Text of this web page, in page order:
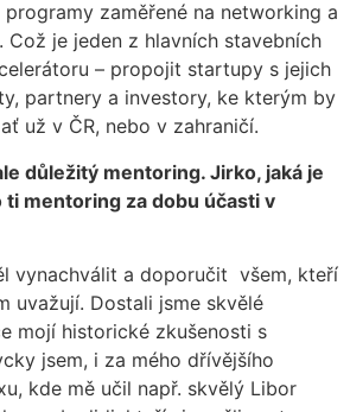
zaměřené na networking a
Což je jeden z hlavních stavebních
– propojit startupy s jejich
partnery a investory, ke kterým by
už v ČR, nebo v zahraničí.
důležitý mentoring. Jirko, jaká je
ti mentoring za dobu účasti v
vynachválit a doporučit všem, kteří
uvažují. Dostali jsme skvělé
mojí historické zkušenosti s
jsem, i za mého dřívějšího
kde mě učil např. skvělý Libor